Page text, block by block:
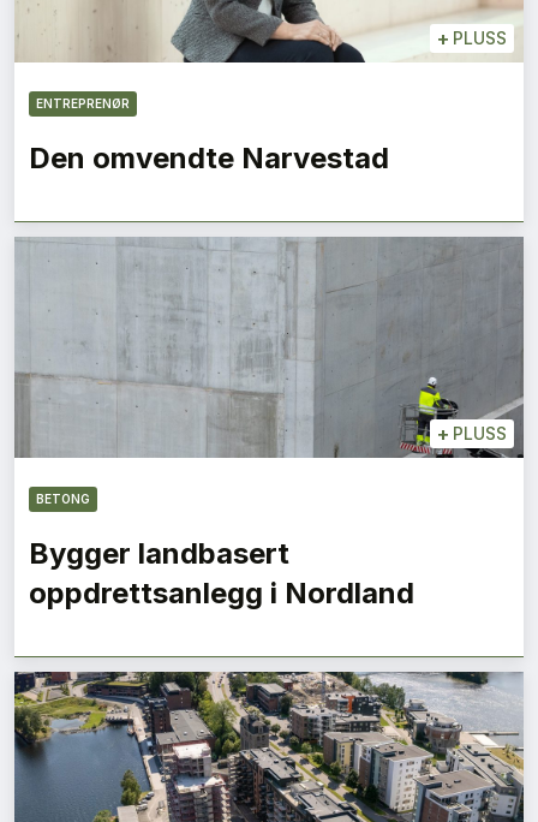
+ PLUSS
ENTREPRENØR
Den omvendte Narvestad
+ PLUSS
BETONG
Bygger landbasert
oppdrettsanlegg i Nordland